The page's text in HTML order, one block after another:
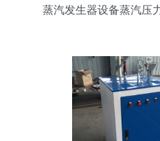
蒸汽发生器设备蒸汽压